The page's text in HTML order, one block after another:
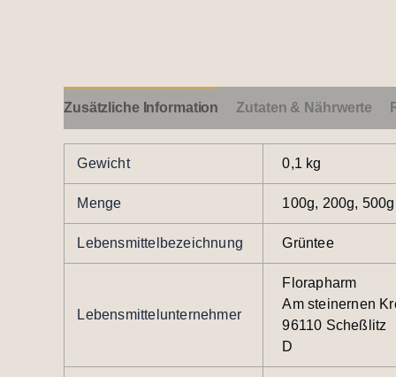
Zusätzliche Information Zutaten & Nährwerte
Gewicht 0,1 kg
Menge 100g, 200g, 500g
Lebensmittelbezeichnung Grüntee
Lebensmittelunternehmer
Florapharm
Am steinernen
96110 Scheßlitz
D